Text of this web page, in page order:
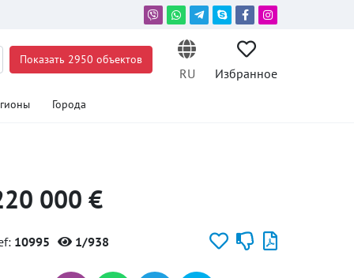
Показать 2950 объектов
RU Избранное
Города
000 €
10995 1/938